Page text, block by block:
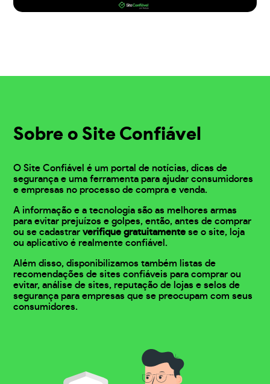
Sobre o Site Confiável
O Site Confiável é um portal de notícias, dicas de
segurança e uma ferramenta para ajudar consumidores
e empresas no processo de compra e venda.
A informação e a tecnologia são as melhores armas
para evitar prejuízos e golpes, então, antes de comprar
ou se cadastrarverifique gratuitamente se o site, loja
ou aplicativo é realmente confiável.
Além disso, disponibilizamos também listas de
recomendações de sites confiáveis para comprar ou
evitar, análise de sites, reputação de lojas e selos de
segurança para empresas que se preocupam com seus
consumidores.